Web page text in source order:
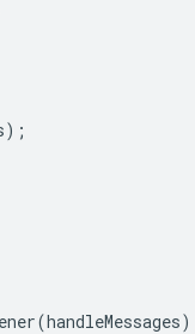
);
(handleMessages